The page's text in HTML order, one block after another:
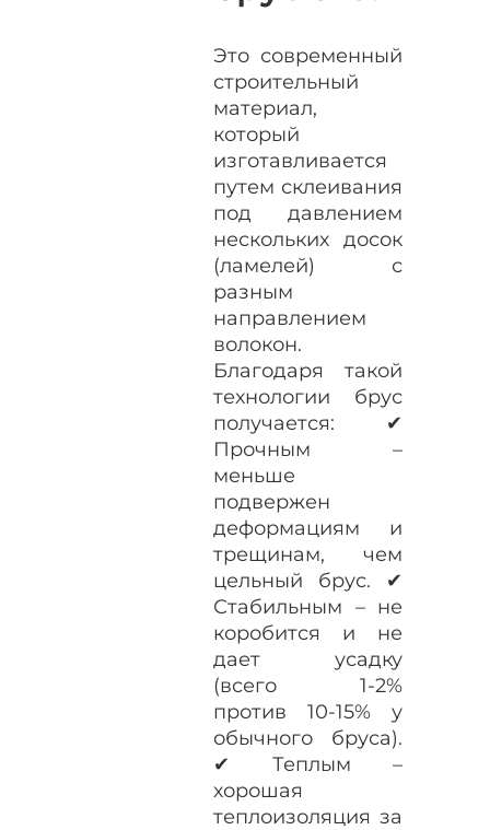
Это современный
строительный
материал,
который
изготавливается
путем склеивания
под давлением
нескольких досок
(ламелей) с
разным
направлением
волокон.
Благодаря такой
технологии брус
получается: ✔
Прочным –
меньше
подвержен
деформациям и
трещинам, чем
цельный брус. ✔
Стабильным – не
коробится и не
дает усадку
(всего 1-2%
против 10-15% у
обычного бруса).
✔ Теплым –
хорошая
теплоизоляция за